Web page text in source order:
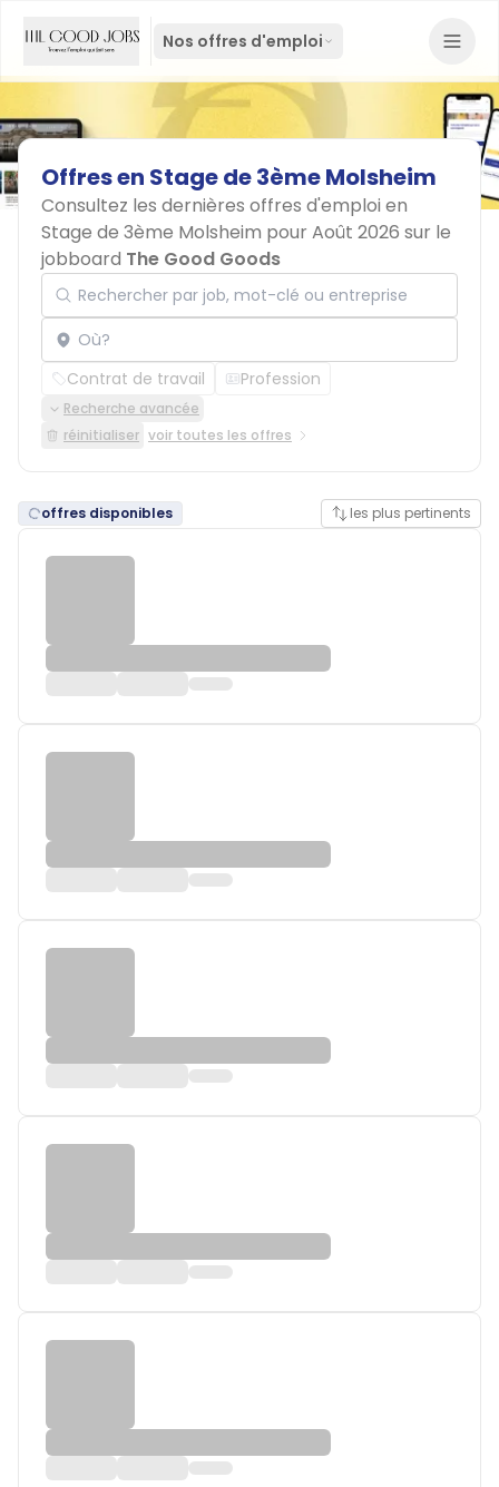
Nos offres d'emploi
Offresen Stagede3èmeMolsheim
Consultez les dernières offres d'emploi en
Stage de 3ème Molsheim pour Août 2026 sur le
jobboard The Good Goods
Rechercher par job, mot-clé ou entreprise
Localisation
Contrat de travail Profession
Recherche avancée
réinitialiser voir toutes les offres
offres disponibles les plus pertinents